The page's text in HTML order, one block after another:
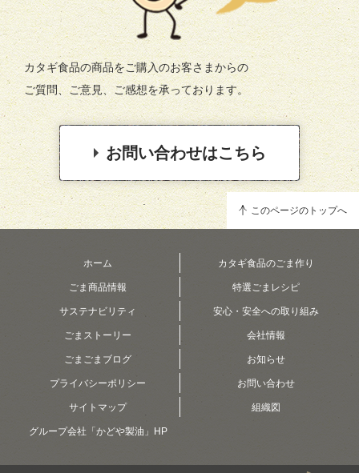
カタギ食品の商品をご購入のお客さまからの
ご質問、ご意見、ご感想を承っております。
お問い合わせはこちら
このページのトップへ
ホーム カタギ食品のごま作り
ごま商品情報 特選ごまレシピ
サステナビリティ 安心・安全への取り組み
ごまストーリー 会社情報
ごまごまブログ お知らせ
プライバシーポリシー お問い合わせ
サイトマップ 組織図
グループ会社「かどや製油」HP